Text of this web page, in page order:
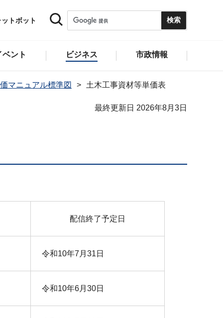
トボット
ント ビジネス 市政情報
マニュアル標準図 土木工事資材等単価表
最終更新日 2026年8月3日
配信終了予定日
令和10年7月31日
令和10年6月30日